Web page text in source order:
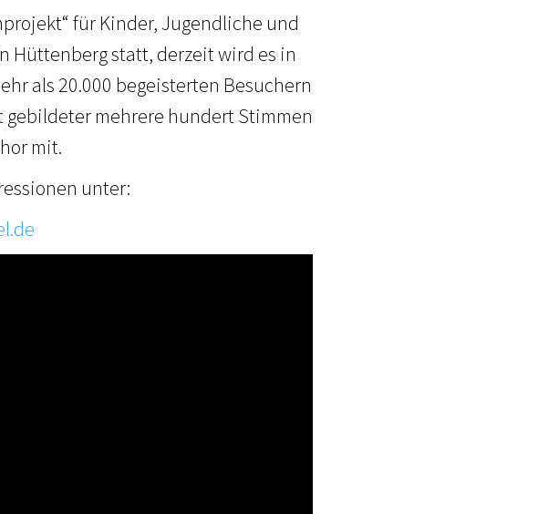
für Kinder, Jugendliche und
Hüttenberg statt, derzeit wird es in
als 20.000 begeisterten Besuchern
gebildeter mehrere hundert Stimmen
mit.
unter: